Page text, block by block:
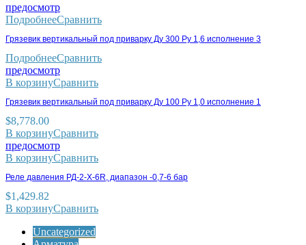
предосмотр
ПодробнееСравнить
Грязевик вертикальный под приварку Ду 300 Ру 1,6 исполнение 3
ПодробнееСравнить
предосмотр
В корзинуСравнить
Грязевик вертикальный под приварку Ду 100 Ру 1,0 исполнение 1
$8,778.00
В корзинуСравнить
предосмотр
В корзинуСравнить
Реле давления РД-2-X-6R, диапазон -0,7-6 бар
$1,429.82
В корзинуСравнить
Uncategorized